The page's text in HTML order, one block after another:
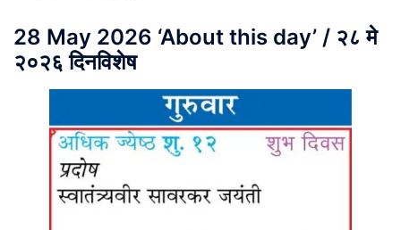
28 May 2026 ‘About this day’ / २८ मे
२०२६ दिनविशेष